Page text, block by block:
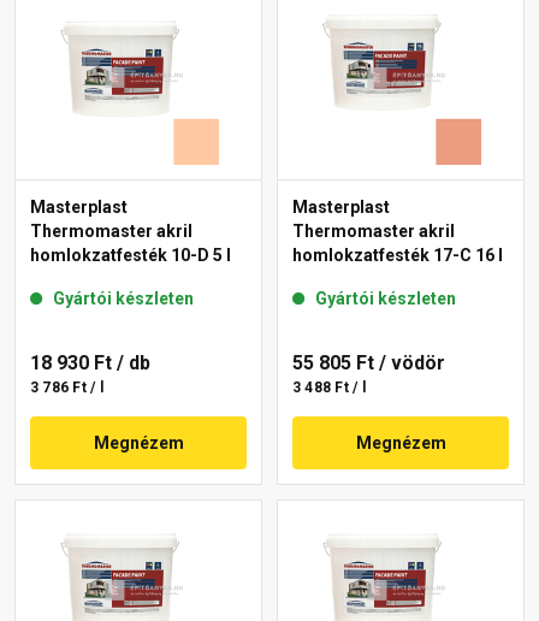
Masterplast
Thermomaster akril
homlokzatfesték 10-D 5 l
Gyártói készleten
18 930 Ft / db
3 786 Ft / l
Megnézem
Masterplast
Thermomaster akril
homlokzatfesték 17-C 16 l
Gyártói készleten
55 805 Ft / vödör
3 488 Ft / l
Megnézem